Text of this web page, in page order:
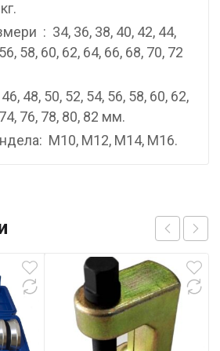
: 34, 36, 38, 40, 42, 44,
58, 60, 62, 64, 66, 68, 70, 72
48, 50, 52, 54, 56, 58, 60, 62,
76, 78, 80, 82 мм.
M10, M12, M14, M16.